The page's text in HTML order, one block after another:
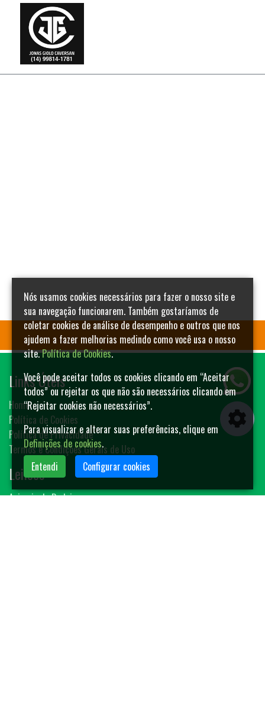
Links Úteis
Home
Política de Cookies
Política de Privacidade
Termos e Condições Gerais de Uso
Leilões
Animais de Rodeio
Nós usamos cookies necessários para fazer o nosso site e
sua navegação funcionarem. Também gostaríamos de
coletar cookies de análise de desempenho e outros que nos
ajudem a fazer melhorias medindo como você usa o nosso
site.Política de Cookies.
Você pode aceitar todos os cookies clicando em “Aceitar
todos” ou rejeitar os que não são necessários clicando em
“Rejeitar cookies não necessários”.
Para visualizar e alterar suas preferências, clique em
Definições de cookies.
Entendi
Configurar cookies